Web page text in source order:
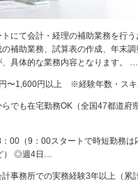
にて会計・経理の補助業務を行う
補助業務、試算表の作成、年末
、具体的な業務内容となります。 …
〜1,600円以上 ※経験年数・スキ
でも在宅勤務OK（全国47都道府
00（9：00スタートで時短勤務は
） ◎週4日…
計事務所での実務経験3年以上（累